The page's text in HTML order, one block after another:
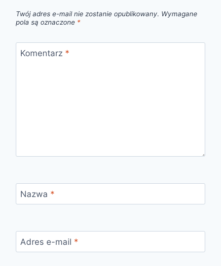
Twój adres e-mail nie zostanie opublikowany. Wymagane
pola są oznaczone *
Komentarz *
Nazwa *
Adres e-mail *